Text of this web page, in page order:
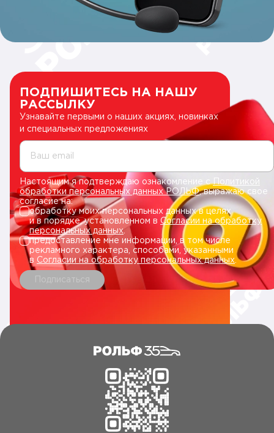
ПОДПИШИТЕСЬ НА НАШУ
РАССЫЛКУ
Узнавайте первыми о наших акциях, новинках
и специальных предложениях
Ваш email
Настоящим я подтверждаю ознакомление сПолитикой
обработки персональных данных РОЛЬФ, выражаю свое
согласие на:
обработку моих персональных данных в целях
и в порядке, установленном в Согласии на обработку
персональных данных.
предоставление мне информации, в том числе
рекламного характера, способами, указанными
в Согласии на обработку персональных данных
Подписаться